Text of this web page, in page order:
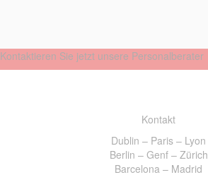
Kontaktieren Sie jetzt unsere Personalberater
Kontakt
Dublin – Paris – Lyon
Berlin – Genf – Zürich
Barcelona – Madrid